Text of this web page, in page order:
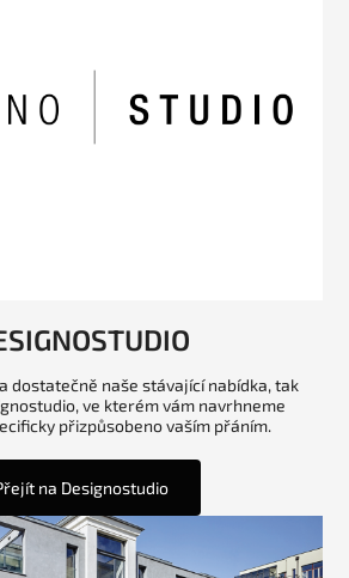
dostatečně naše stávající nabídka, tak
ve kterém vám navrhneme
přizpůsobeno vaším přáním.
na Designostudio